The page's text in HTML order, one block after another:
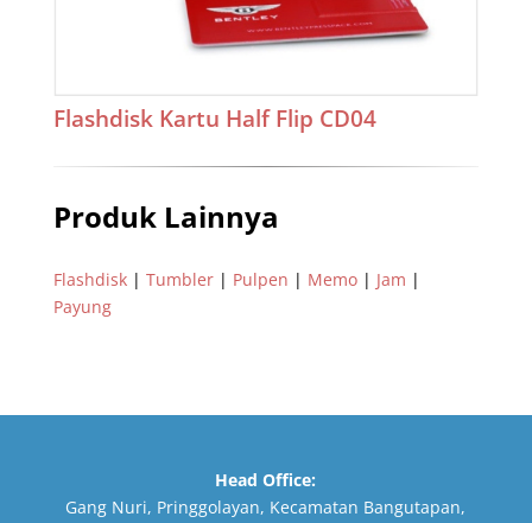
Flashdisk Kartu Half Flip CD04
Produk Lainnya
Flashdisk| Tumbler| Pulpen | Memo| Jam |
Payung
Head Office:
Gang Nuri, Pringgolayan, Kecamatan Bangutapan,